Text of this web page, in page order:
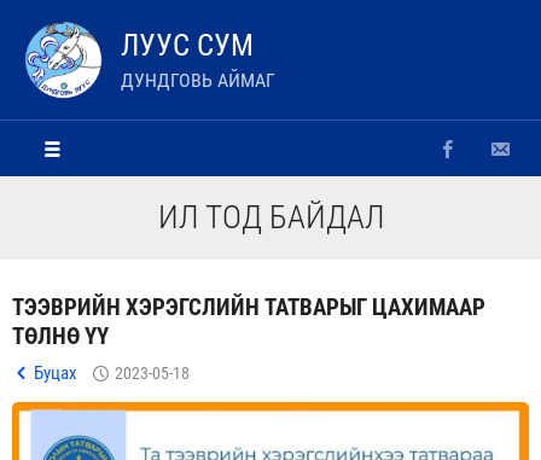
ЛУУС СУМ
ДУНДГОВЬ АЙМАГ
ИЛ ТОД БАЙДАЛ
ТЭЭВРИЙН ХЭРЭГСЛИЙН ТАТВАРЫГ ЦАХИМААР
ТӨЛНӨ ҮҮ
Буцах 2023-05-18